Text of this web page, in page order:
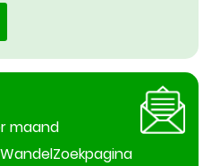
maand